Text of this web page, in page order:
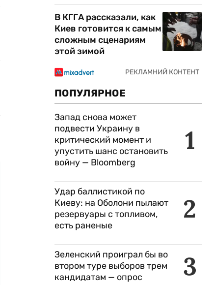
В КГГА рассказали, как
Киев готовится к самым
сложным сценариям
этой зимой
ПОПУЛЯРНОЕ
1
Запад снова может
подвести Украину в
критический момент и
упустить шанс остановить
войну — Bloomberg
2
Удар баллистикой по
Киеву: на Оболони пылают
резервуары с топливом,
есть раненые
3
Зеленский проиграл бы во
втором туре выборов трем
кандидатам — опрос